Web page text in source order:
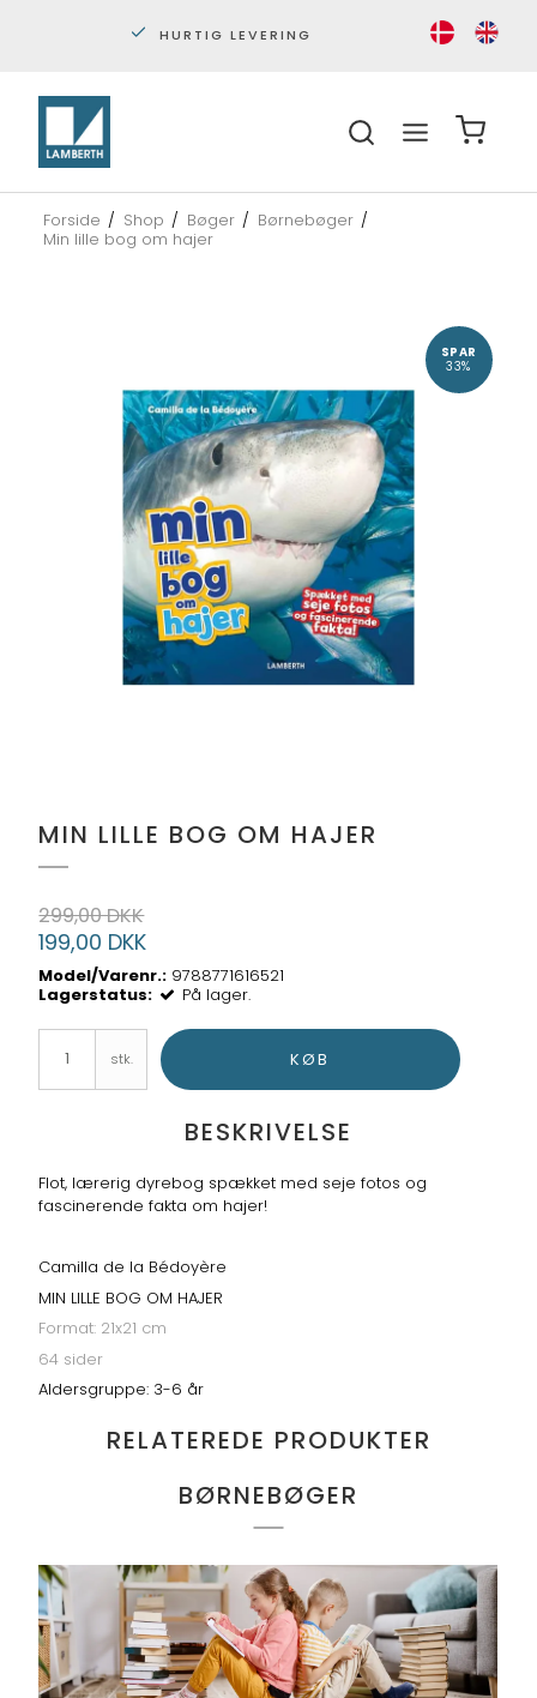
HURTIG LEVERING
Forside / Shop / Bøger / Børnebøger /
Min lille bog om hajer
SPAR
33%
MIN LILLE BOG OM HAJER
299,00 DKK
199,00 DKK
Model/Varenr.: 9788771616521
Lagerstatus:
På lager.
stk. KØB
BESKRIVELSE
Flot, lærerig dyrebog spækket med seje fotos og
fascinerende fakta om hajer!
Camilla de la Bédoyère
MIN LILLE BOG OM HAJER
Format: 21x21 cm
64 sider
Aldersgruppe: 3-6 år
RELATEREDE PRODUKTER
BØRNEBØGER